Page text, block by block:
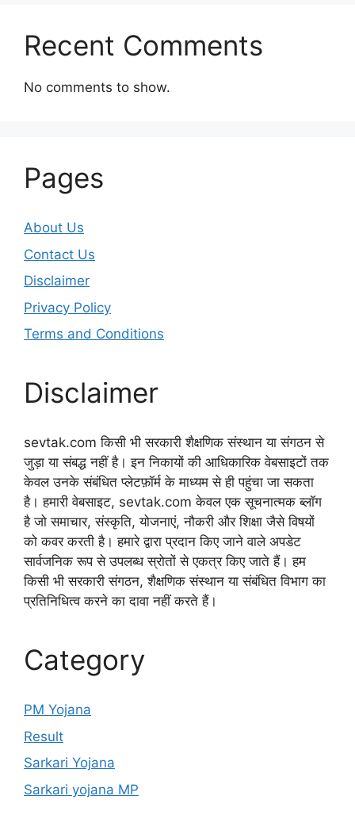
Recent Comments
No comments to show.
Pages
About Us
Contact Us
Disclaimer
Privacy Policy
Terms and Conditions
Disclaimer
sevtak.com किसी भी सरकारी शैक्षणिक संस्थान या संगठन से
जुड़ा या संबद्ध नहीं है। इन निकायों की आधिकारिक वेबसाइटों तक
केवल उनके संबंधित प्लेटफ़ॉर्म के माध्यम से ही पहुंचा जा सकता
है। हमारी वेबसाइट, sevtak.com केवल एक सूचनात्मक ब्लॉग
है जो समाचार, संस्कृति, योजनाएं, नौकरी और शिक्षा जैसे विषयों
को कवर करती है। हमारे द्वारा प्रदान किए जाने वाले अपडेट
सार्वजनिक रूप से उपलब्ध स्रोतों से एकत्र किए जाते हैं। हम
किसी भी सरकारी संगठन, शैक्षणिक संस्थान या संबंधित विभाग का
प्रतिनिधित्व करने का दावा नहीं करते हैं।
Category
PM Yojana
Result
Sarkari Yojana
Sarkari yojana MP